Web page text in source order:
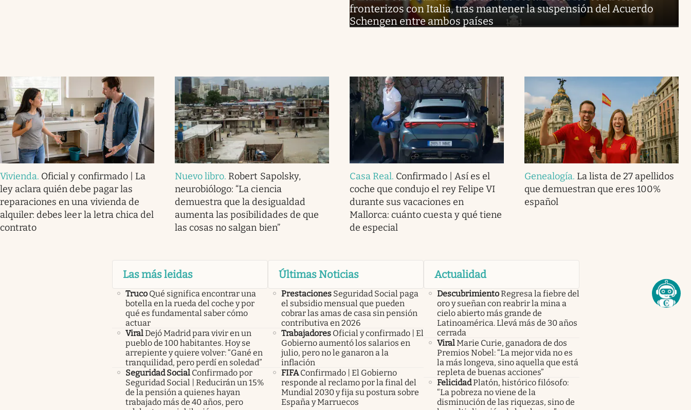
fronterizos con Italia, tras mantener la suspensión del Acuerdo
Schengen entre ambos países
Vivienda. Oficial y confirmado | La
ley aclara quién debe pagar las
reparaciones en una vivienda de
alquiler: debes leer la letra chica del
contrato
Nuevo libro. Robert Sapolsky,
neurobiólogo: “La ciencia
demuestra que la desigualdad
aumenta las posibilidades de que
las cosas no salgan bien”
Casa Real. Confirmado | Así es el
coche que condujo el rey Felipe VI
durante sus vacaciones en
Mallorca: cuánto cuesta y qué tiene
de especial
Genealogía. La lista de 27 apellidos
que demuestran que eres 100%
español
Las más leidas
Truco Qué significa encontrar una
botella en la rueda del coche y por
qué es fundamental saber cómo
actuar
ViralDejó Madrid para vivir en un
pueblo de 100 habitantes. Hoy se
arrepiente y quiere volver: “Gané en
tranquilidad, pero perdí en soledad”
Seguridad Social Confirmado por
Seguridad Social | Reducirán un 15%
de la pensión a quienes hayan
trabajado más de 40 años, pero
Últimas Noticias
Prestaciones Seguridad Social paga
el subsidio mensual que pueden
cobrar las amas de casa sin pensión
contributiva en 2026
Trabajadores Oficial y confirmado | El
Gobierno aumentó los salarios en
julio, pero no le ganaron a la
inflación
FIFA Confirmado | El Gobierno
responde al reclamo por la final del
Mundial 2030 y fija su postura sobre
España y Marruecos
Actualidad
DescubrimientoRegresa la fiebre del
oro y sueñan con reabrir la mina a
cielo abierto más grande de
Latinoamérica. Llevá más de 30 años
cerrada
ViralMarie Curie, ganadora de dos
Premios Nobel: “La mejor vida no es
la más longeva, sino aquella que está
repleta de buenas acciones”
FelicidadPlatón, histórico filósofo:
“La pobreza no viene de la
disminución de las riquezas, sino de